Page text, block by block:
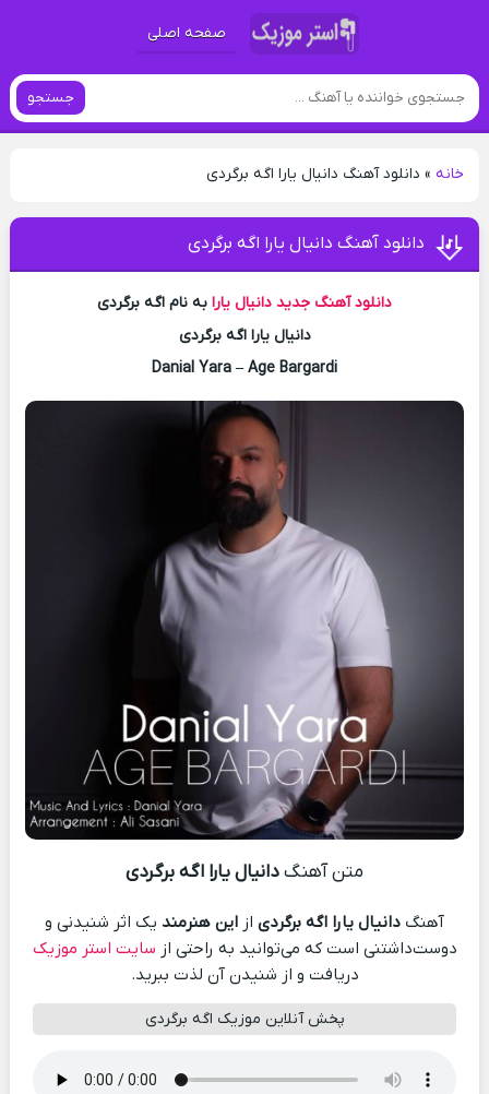
صفحه اصلی
جستجو
خانه» دانلود آهنگ دانیال یارا اگه برگردی
دانلود آهنگ دانیال یارا اگه برگردی
دانلود آهنگ جدید دانیال یارا به نام اگه برگردی
دانیال یارا اگه برگردی
Danial Yara – Age Bargardi
متن آهنگدانیال یارا اگه برگردی
آهنگ دانیال یارا اگه برگردی از این هنرمند یک اثر شنیدنی و
دوست‌داشتنی است که می‌توانید به راحتی از سایت استر موزیک
دریافت و از شنیدن آن لذت ببرید.
پخش آنلاین موزیک اگه برگردی